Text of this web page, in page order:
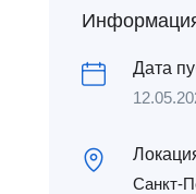
Дата
Санкт-